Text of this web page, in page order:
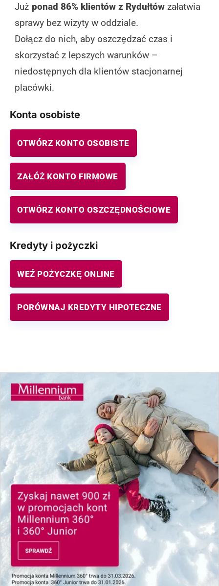
Już ponad 86% klientów z Rydułtów załatwia
sprawy bez wizyty w oddziale.
Dołącz do nich, aby oszczędzać czas i
skorzystać z lepszych warunków –
niedostępnych dla klientów stacjonarnej
placówki.
Konta osobiste
OTWÓRZ KONTO OSOBISTE
ZAŁÓŻ KONTO FIRMOWE
OTWÓRZ KONTO OSZCZĘDNOŚCIOWE
Kredyty i pożyczki
WEŹ POŻYCZKĘ ONLINE
PORÓWNAJ KREDYTY HIPOTECZNE